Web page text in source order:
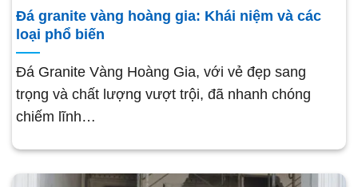
Đá granite vàng hoàng gia: Khái niệm và các
loại phổ biến
Đá Granite Vàng Hoàng Gia, với vẻ đẹp sang
trọng và chất lượng vượt trội, đã nhanh chóng
chiếm lĩnh…